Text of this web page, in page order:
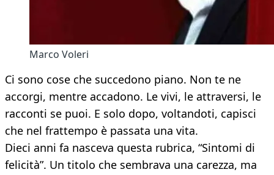
Marco Voleri
Ci sono cose che succedono piano. Non te ne
accorgi, mentre accadono. Le vivi, le attraversi, le
racconti se puoi. E solo dopo, voltandoti, capisci
che nel frattempo è passata una vita.
Dieci anni fa nasceva questa rubrica, “Sintomi di
felicità”. Un titolo che sembrava una carezza, ma